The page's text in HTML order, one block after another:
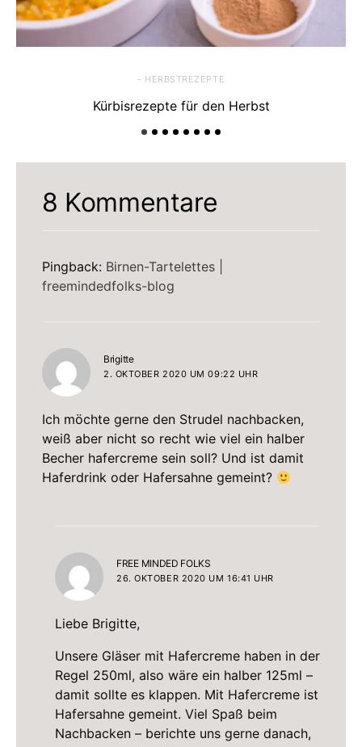
- HERBSTREZEPTE
Kürbisrezepte für den Herbst
8 Kommentare
Pingback: Birnen-Tartelettes |
freemindedfolks-blog
Brigittesagt:
2. OKTOBER 2020 UM 09:22 UHR
Ich möchte gerne den Strudel nachbacken,
weiß aber nicht so recht wie viel ein halber
Becher hafercreme sein soll? Und ist damit
Haferdrink oder Hafersahne gemeint?
FREE MINDED FOLKS
26. OKTOBER 2020 UM 16:41 UHR
Liebe Brigitte,
Unsere Gläser mit Hafercreme haben in der
Regel 250ml, also wäre ein halber 125ml –
damit sollte es klappen. Mit Hafercreme ist
Hafersahne gemeint. Viel Spaß beim
Nachbacken – berichte uns gerne danach,